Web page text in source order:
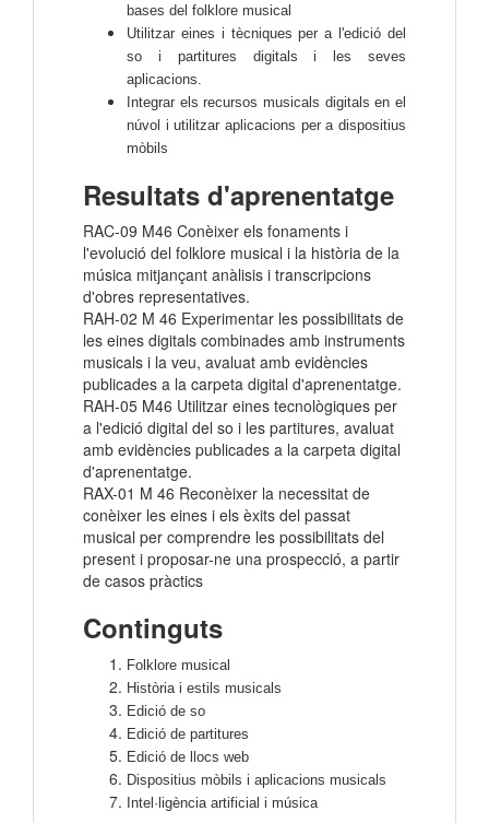
bases del folklore musical
Utilitzar eines i tècniques per a l'edició del
so i partitures digitals i les seves
aplicacions.
Integrar els recursos musicals digitals en el
núvol i utilitzar aplicacions per a dispositius
mòbils
Resultats d'aprenentatge
RAC-09 M46 Conèixer els fonaments i
l'evolució del folklore musical i la història de la
música mitjançant anàlisis i transcripcions
d'obres representatives.
RAH-02 M 46 Experimentar les possibilitats de
les eines digitals combinades amb instruments
musicals i la veu, avaluat amb evidències
publicades a la carpeta digital d'aprenentatge.
RAH-05 M46 Utilitzar eines tecnològiques per
a l'edició digital del so i les partitures, avaluat
amb evidències publicades a la carpeta digital
d'aprenentatge.
RAX-01 M 46 Reconèixer la necessitat de
conèixer les eines i els èxits del passat
musical per comprendre les possibilitats del
present i proposar-ne una prospecció, a partir
de casos pràctics
Continguts
Folklore musical
Història i estils musicals
Edició de so
Edició de partitures
Edició de llocs web
Dispositius mòbils i aplicacions musicals
Intel·ligència artificial i música